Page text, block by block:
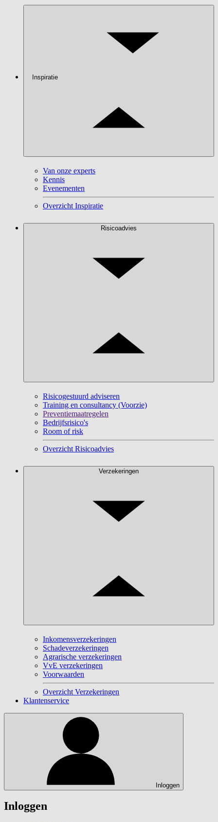
Inspiratie
Van onze experts
Kennis
Evenementen
Overzicht Inspiratie
Risicoadvies
Risicogestuurd adviseren
Training en consultancy (Voorzie)
Preventiemaatregelen
Bedrijfsrisico's
Room of risk
Overzicht Risicoadvies
Verzekeringen
Inkomensverzekeringen
Schadeverzekeringen
Agrarische verzekeringen
VvE verzekeringen
Voorwaarden
Overzicht Verzekeringen
Klantenservice
Inloggen
Inloggen